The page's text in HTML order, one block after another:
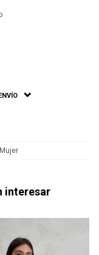
Mujer
interesar